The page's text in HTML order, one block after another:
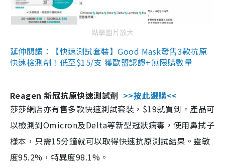
點擊圖片放大
延伸閱讀：【快速測試套裝】Good Mask發售3款抗原
快速檢測劑！低至$15/支 獲歐盟認證+無限購數量
Reagen 新冠抗原快速測試劑 >>按此選購<<
莎莎網店亦有售多款快速測試套裝，$19就買到。產品可
以檢測到Omicron及Delta等新型冠狀病毒，使用鼻拭子
樣本，只需15分鐘就可以取得快速抗原測試結果。靈敏
度95.2%，特異度98.1%。